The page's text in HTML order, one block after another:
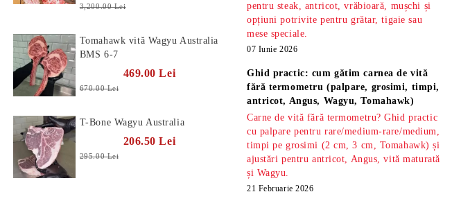
3,200.00 Lei
Tomahawk vită Wagyu Australia
BMS 6-7
469.00 Lei
670.00 Lei
T-Bone Wagyu Australia
206.50 Lei
295.00 Lei
pentru steak, antricot, vrăbioară, mușchi și
opțiuni potrivite pentru grătar, tigaie sau
mese speciale.
07 Iunie 2026
Ghid practic: cum gătim carnea de vită
fără termometru (palpare, grosimi, timpi,
antricot, Angus, Wagyu, Tomahawk)
Carne de vită fără termometru? Ghid practic
cu palpare pentru rare/medium-rare/medium,
timpi pe grosimi (2 cm, 3 cm, Tomahawk) și
ajustări pentru antricot, Angus, vită maturată
și Wagyu.
21 Februarie 2026